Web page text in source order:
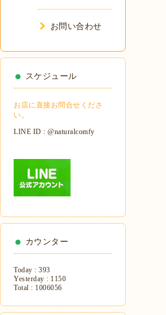
お問い合わせ
スケジュール
お店に直接お問合せくださ
い。
LINE ID : @naturalcomfy
カウンター
Today : 393
Yesterday : 1150
Total : 1006056